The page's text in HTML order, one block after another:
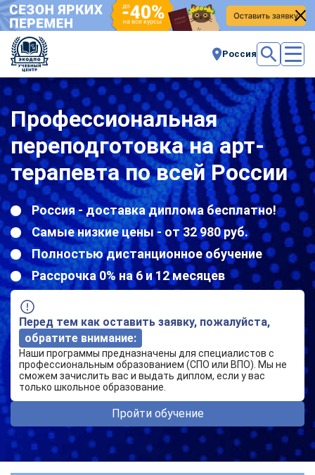
Россия
Профессиональная
переподготовка на арт-
терапевта по всей России
Россия - доставка диплома бесплатно!
Самые низкие цены - от 32 980 руб.
Полностью дистанционное обучение
Рассрочка 0% на 6 и 12 месяцев
Перед тем как оставить заявку, пожалуйста,
обратите внимание:
Наши программы предназначены для специалистов с
профессиональным образованием (СПО или ВПО). Мы не
сможем зачислить вас и выдать диплом, если у вас
только школьное образование.
Пройти обучение